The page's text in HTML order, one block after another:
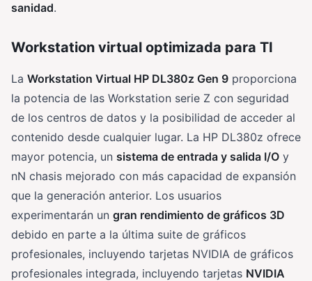
sanidad.
Workstation virtual optimizada para TI
La Workstation Virtual HP DL380z Gen 9 proporciona
la potencia de las Workstation serie Z con seguridad
de los centros de datos y la posibilidad de acceder al
contenido desde cualquier lugar. La HP DL380z ofrece
mayor potencia, un sistema de entrada y salida I/O y
nN chasis mejorado con más capacidad de expansión
que la generación anterior. Los usuarios
experimentarán un gran rendimiento de gráficos 3D
debido en parte a la última suite de gráficos
profesionales, incluyendo tarjetas NVIDIA de gráficos
profesionales integrada, incluyendo tarjetas NVIDIA